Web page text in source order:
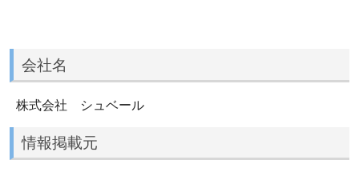
会社名
株式会社 シュベール
情報掲載元